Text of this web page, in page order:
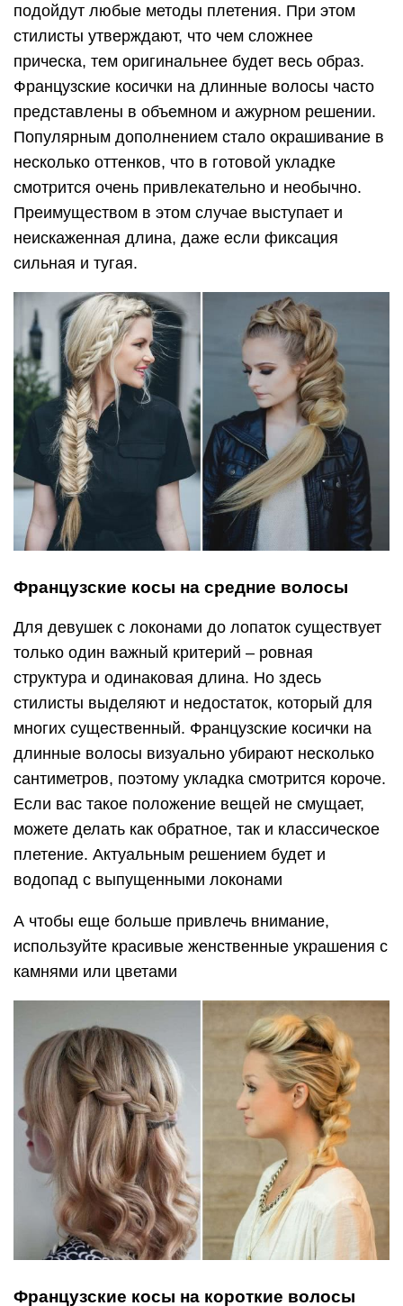
подойдут любые методы плетения. При этом
стилисты утверждают, что чем сложнее
прическа, тем оригинальнее будет весь образ.
Французские косички на длинные волосы часто
представлены в объемном и ажурном решении.
Популярным дополнением стало окрашивание в
несколько оттенков, что в готовой укладке
смотрится очень привлекательно и необычно.
Преимуществом в этом случае выступает и
неискаженная длина, даже если фиксация
сильная и тугая.
Французские косы на средние волосы
Для девушек с локонами до лопаток существует
только один важный критерий – ровная
структура и одинаковая длина. Но здесь
стилисты выделяют и недостаток, который для
многих существенный. Французские косички на
длинные волосы визуально убирают несколько
сантиметров, поэтому укладка смотрится короче.
Если вас такое положение вещей не смущает,
можете делать как обратное, так и классическое
плетение. Актуальным решением будет и
водопад с выпущенными локонами
А чтобы еще больше привлечь внимание,
используйте красивые женственные украшения с
камнями или цветами
Французские косы на короткие волосы